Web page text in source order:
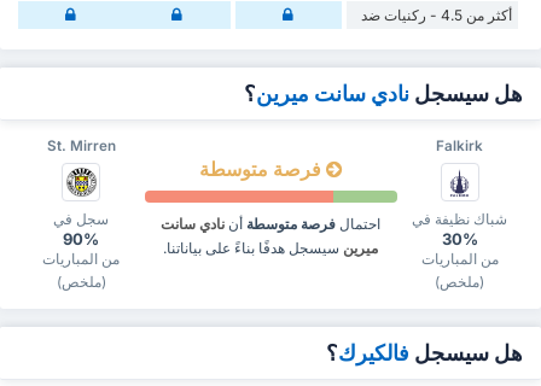
أكثر من 4.5 - ركنيات ضد
هل سيسجل نادي سانت ميرين؟
St. Mirren Falkirk
سجل في
90%
من المباريات
(ملخص)
فرصة متوسطة
احتمال فرصة متوسطة أن نادي سانت
ميرين سيسجل هدفًا بناءً على بياناتنا.
شباك نظيفة في
30%
من المباريات
(ملخص)
هل سيسجل فالكيرك؟